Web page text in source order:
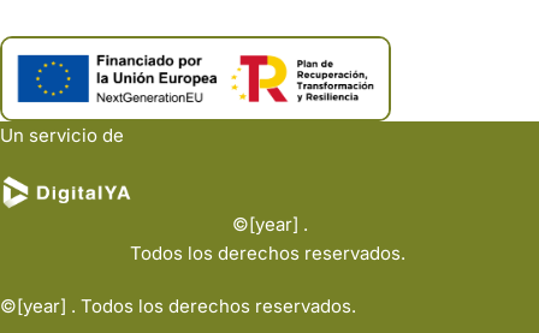
Un servicio de
©[year] .
Todos los derechos reservados.
©[year] . Todos los derechos reservados.